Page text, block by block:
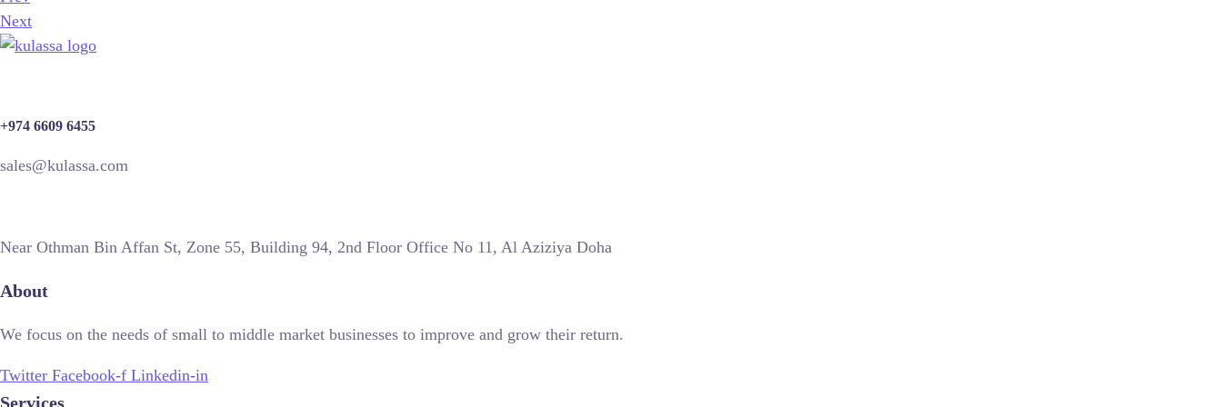
Next
+974 6609 6455
sales@kulassa.com
Near Othman Bin Affan St, Zone 55, Building 94, 2nd Floor Office No 11, Al Aziziya Doha
About
We focus on the needs of small to middle market businesses to improve and grow their return.
Twitter Facebook-f Linkedin-in
Services